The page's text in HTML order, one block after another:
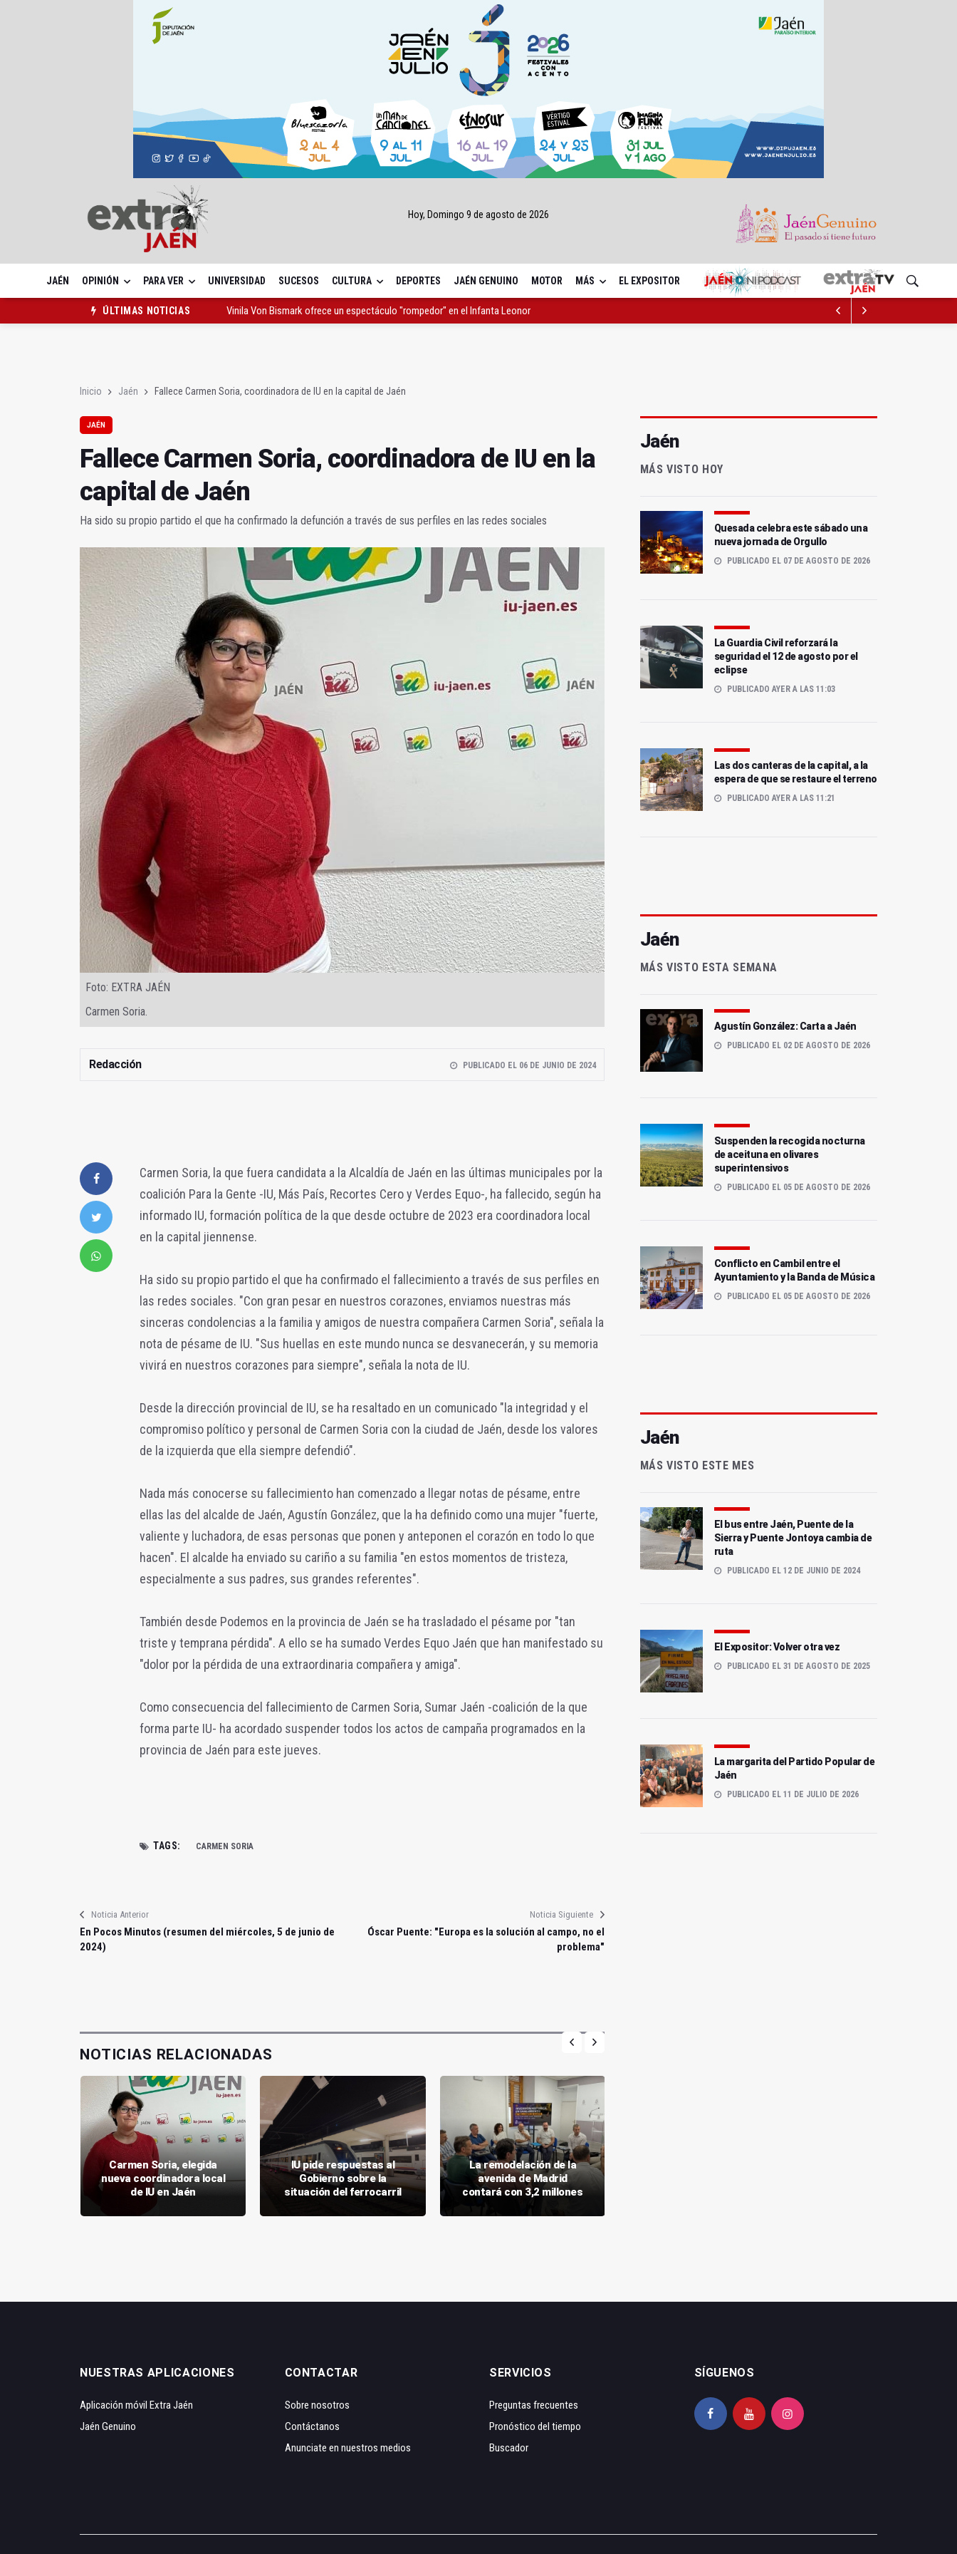
Hoy, Domingo 9 de agosto de 2026
JAÉN OPINIÓN PARA VER UNIVERSIDAD SUCESOS CULTURA DEPORTES JAÉN GENUINO MOTOR MÁS EL EXPOSITOR
ÚLTIMAS NOTICIAS
Vinila Von Bismark ofrece un espectáculo "rompedor" en el Infanta Leonor
Inicio Jaén Fallece Carmen Soria, coordinadora de IU en la capital de Jaén
JAÉN
Fallece Carmen Soria, coordinadora de IU en la
capital de Jaén
Ha sido su propio partido el que ha confirmado la defunción a través de sus perfiles en las redes sociales
Foto: EXTRA JAÉN
Carmen Soria.
Redacción PUBLICADO EL 06 DE JUNIO DE 2024
Carmen Soria, la que fuera candidata a la Alcaldía de Jaén en las últimas municipales por la
coalición Para la Gente -IU, Más País, Recortes Cero y Verdes Equo-, ha fallecido, según ha
informado IU, formación política de la que desde octubre de 2023 era coordinadora local
en la capital jiennense.
Ha sido su propio partido el que ha confirmado el fallecimiento a través de sus perfiles en
las redes sociales. "Con gran pesar en nuestros corazones, enviamos nuestras más
sinceras condolencias a la familia y amigos de nuestra compañera Carmen Soria", señala la
nota de pésame de IU. "Sus huellas en este mundo nunca se desvanecerán, y su memoria
vivirá en nuestros corazones para siempre", señala la nota de IU.
Desde la dirección provincial de IU, se ha resaltado en un comunicado "la integridad y el
compromiso político y personal de Carmen Soria con la ciudad de Jaén, desde los valores
de la izquierda que ella siempre defendió".
Nada más conocerse su fallecimiento han comenzado a llegar notas de pésame, entre
ellas las del alcalde de Jaén, Agustín González, que la ha definido como una mujer "fuerte,
valiente y luchadora, de esas personas que ponen y anteponen el corazón en todo lo que
hacen". El alcalde ha enviado su cariño a su familia "en estos momentos de tristeza,
especialmente a sus padres, sus grandes referentes".
También desde Podemos en la provincia de Jaén se ha trasladado el pésame por "tan
triste y temprana pérdida". A ello se ha sumado Verdes Equo Jaén que han manifestado su
"dolor por la pérdida de una extraordinaria compañera y amiga".
Como consecuencia del fallecimiento de Carmen Soria, Sumar Jaén -coalición de la que
forma parte IU- ha acordado suspender todos los actos de campaña programados en la
provincia de Jaén para este jueves.
TAGS: CARMEN SORIA
Noticia Anterior
En Pocos Minutos (resumen del miércoles, 5 de junio de
2024)
Noticia Siguiente
Óscar Puente: "Europa es la solución al campo, no el
problema"
NOTICIAS RELACIONADAS
Carmen Soria, elegida
nueva coordinadora local
de IU en Jaén
IU pide respuestas al
Gobierno sobre la
situación del ferrocarril
La remodelación de la
avenida de Madrid
contará con 3,2 millones
Jaén
MÁS VISTO HOY
Quesada celebra este sábado una
nueva jornada de Orgullo
PUBLICADO EL 07 DE AGOSTO DE 2026
La Guardia Civil reforzará la
seguridad el 12 de agosto por el
eclipse
PUBLICADO AYER A LAS 11:03
Las dos canteras de la capital, a la
espera de que se restaure el terreno
PUBLICADO AYER A LAS 11:21
Jaén
MÁS VISTO ESTA SEMANA
Agustín González: Carta a Jaén
PUBLICADO EL 02 DE AGOSTO DE 2026
Suspenden la recogida nocturna
de aceituna en olivares
superintensivos
PUBLICADO EL 05 DE AGOSTO DE 2026
Conflicto en Cambil entre el
Ayuntamiento y la Banda de Música
PUBLICADO EL 05 DE AGOSTO DE 2026
Jaén
MÁS VISTO ESTE MES
El bus entre Jaén, Puente de la
Sierra y Puente Jontoya cambia de
ruta
PUBLICADO EL 12 DE JUNIO DE 2024
El Expositor: Volver otra vez
PUBLICADO EL 31 DE AGOSTO DE 2025
La margarita del Partido Popular de
Jaén
PUBLICADO EL 11 DE JULIO DE 2026
NUESTRAS APLICACIONES
Aplicación móvil Extra Jaén
Jaén Genuino
CONTACTAR
Sobre nosotros
Contáctanos
Anunciate en nuestros medios
SERVICIOS
Preguntas frecuentes
Pronóstico del tiempo
Buscador
SÍGUENOS